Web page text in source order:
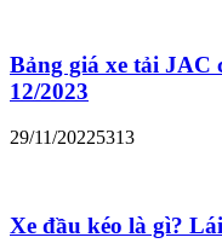
Bảng giá xe tải
12/2023
29/11/20225313
Xe đầu kéo là gì?